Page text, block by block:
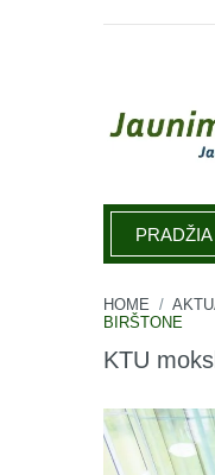
PRADŽIA
HOME /
BIRŠTONE
KTU